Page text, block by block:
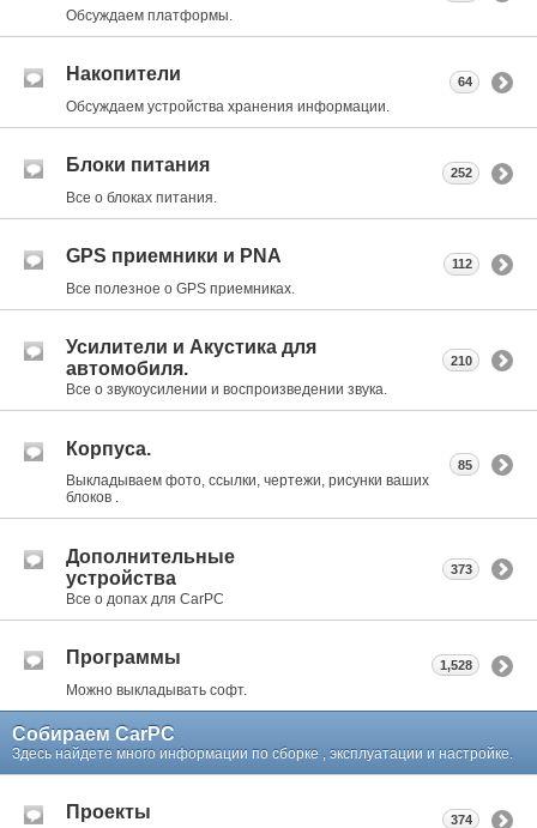
Обсуждаем платформы.
Накопители
Обсуждаем устройства хранения информации.
64
Блоки питания
Все о блоках питания.
252
GPS приемники и PNA
Все полезное о GPS приемниках.
112
Усилители и Акустика для
автомобиля.
Все о звукоусилении и воспроизведении звука.
210
Корпуса.
Выкладываем фото, ссылки, чертежи, рисунки ваших
блоков .
85
Дополнительные
устройства
Все о допах для CarPC
373
Программы
Можно выкладывать софт.
1,528
Собираем CarPC
Здесь найдете много информации по сборке , эксплуатации и настройке.
Проекты 374